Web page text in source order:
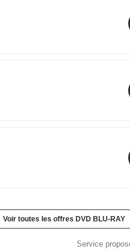
Voir toutes les offres DVD BLU-RAY
Service